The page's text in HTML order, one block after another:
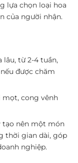
lựa chọn loại hoa
của người nhận.
lâu, từ 2-4 tuần,
được chăm
mọt, cong vênh
tạo nên một món
thời gian dài, góp
nghiệp.